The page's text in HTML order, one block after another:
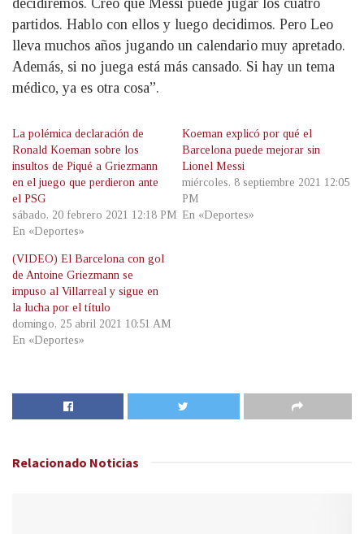
decidiremos. Creo que Messi puede jugar los cuatro
partidos. Hablo con ellos y luego decidimos. Pero Leo
lleva muchos años jugando un calendario muy apretado.
Además, si no juega está más cansado. Si hay un tema
médico, ya es otra cosa”.
La polémica declaración de
Ronald Koeman sobre los
insultos de Piqué a Griezmann
en el juego que perdieron ante
el PSG
sábado, 20 febrero 2021 12:18 PM
En «Deportes»
Koeman explicó por qué el
Barcelona puede mejorar sin
Lionel Messi
miércoles, 8 septiembre 2021 12:05
PM
En «Deportes»
(VIDEO) El Barcelona con gol
de Antoine Griezmann se
impuso al Villarreal y sigue en
la lucha por el título
domingo, 25 abril 2021 10:51 AM
En «Deportes»
Relacionado Noticias